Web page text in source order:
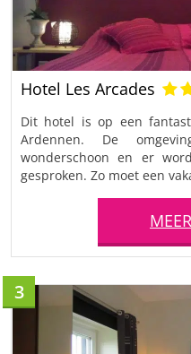
Hotel Les Arcades
Dit hotel is op een
Ardennen. De
wonderschoon en er
gesproken. Zo moet een
3